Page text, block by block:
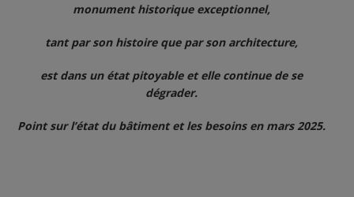
monument historique exceptionnel,
tant par son histoire que par son architecture,
est dans un état pitoyable et elle continue de se
dégrader.
Point sur l’état du bâtiment et les besoins en mars 2025.